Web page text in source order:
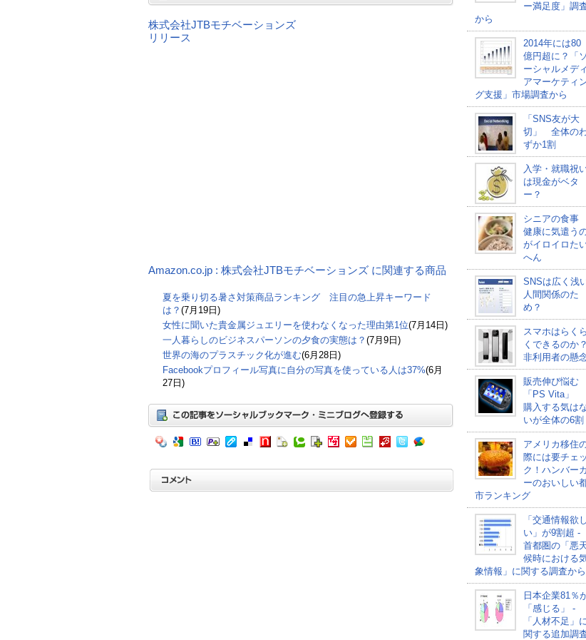
株式会社JTBモチベーションズ
リリース
Amazon.co.jp : 株式会社JTBモチベーションズ に関連する商品
夏を乗り切る暑さ対策商品ランキング 注目の急上昇キーワード
は？ (7月19日)
女性に聞いた貴金属ジュエリーを使わなくなった理由第1位(7月14日)
一人暮らしのビジネスパーソンの夕食の実態は？ (7月9日)
世界の海のプラスチック化が進む(6月28日)
Facebookプロフィール写真に自分の写真を使っている人は37%(6月
27日)
ー満足度」調
から
2014年には80
億円超に？「ソ
ーシャルメディ
アマーケティ
グ支援」市場調査から
「SNS友が大
切」 全体の
ずか1割
入学・就職祝
は現金がベタ
ー？
シニアの食事
健康に気遣う
がイロイロた
へん
SNSは広く浅
人間関係のた
め？
スマホはらくら
くできるのか？
非利用者の懸
販売伸び悩む
「PS Vita」
購入する気は
いが全体の6割
アメリカ移住
際には要チェッ
ク！ハンバー
ーのおいしい
市ランキング
「交通情報欲し
い」が9割超 -
首都圏の「悪
候時における
象情報」に関する調査から
日本企業81％
「感じる」 -
「人材不足」
関する追加調